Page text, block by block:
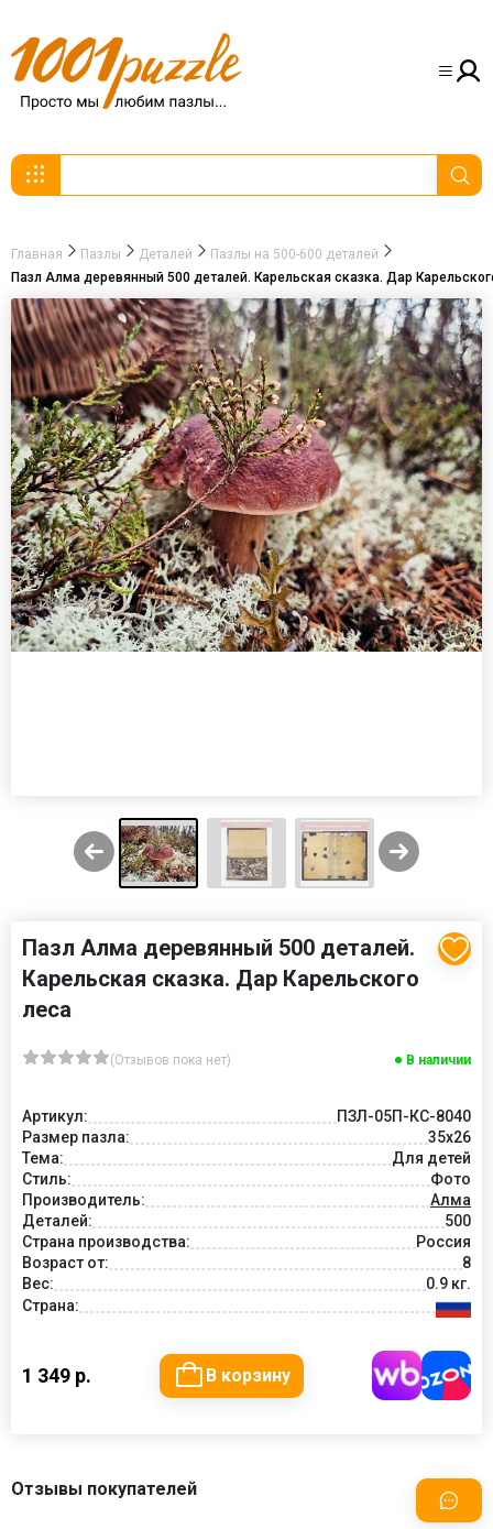
Главная Пазлы Деталей
Пазлы на 500-600 деталей
Пазл Алма деревянный 500 деталей. Карельская сказка. Дар
Пазл Алма деревянный 500 деталей.
Карельская сказка. Дар Карельского
леса
(Отзывов пока нет) В наличии
Артикул:
ПЗЛ-05П-КС-8040
Размер пазла:
35х26
Тема:
Для детей
Стиль:
Фото
Производитель:
Алма
Деталей:
500
Страна производства:
Россия
Возраст от:
8
Вес:
0.9 кг.
Страна:
1 349 р. В корзину
Отзывы покупателей